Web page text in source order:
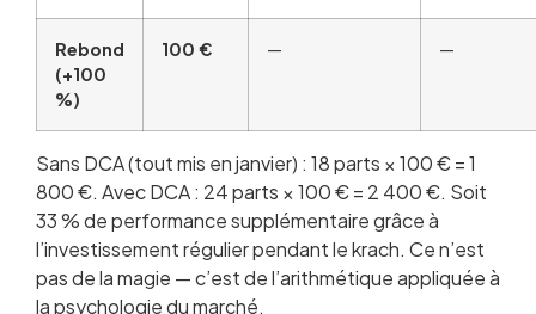
Rebond
(+100
%)
100 € — —
Sans DCA (tout mis en janvier) : 18 parts × 100 € = 1
800 €. Avec DCA : 24 parts × 100 € = 2 400 €. Soit
33 % de performance supplémentaire grâce à
l’investissement régulier pendant le krach. Ce n’est
pas de la magie — c’est de l’arithmétique appliquée à
la psychologie du marché.